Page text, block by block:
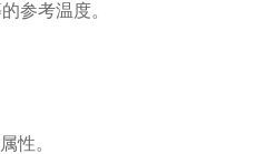
参考温度。
性。